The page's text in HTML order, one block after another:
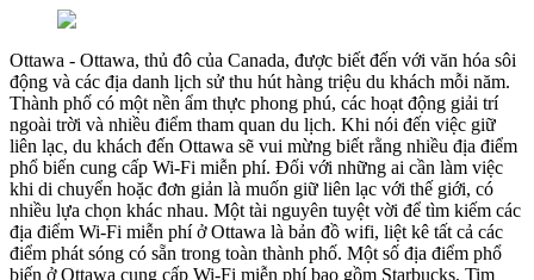
Ottawa - Ottawa, thủ đô của Canada, được biết đến với văn hóa sôi
động và các địa danh lịch sử thu hút hàng triệu du khách mỗi năm.
Thành phố có một nền ẩm thực phong phú, các hoạt động giải trí
ngoài trời và nhiều điểm tham quan du lịch. Khi nói đến việc giữ
liên lạc, du khách đến Ottawa sẽ vui mừng biết rằng nhiều địa điểm
phổ biến cung cấp Wi-Fi miễn phí. Đối với những ai cần làm việc
khi di chuyển hoặc đơn giản là muốn giữ liên lạc với thế giới, có
nhiều lựa chọn khác nhau. Một tài nguyên tuyệt vời để tìm kiếm các
địa điểm Wi-Fi miễn phí ở Ottawa là bản đồ wifi, liệt kê tất cả các
điểm phát sóng có sẵn trong toàn thành phố. Một số địa điểm phổ
biến ở Ottawa cung cấp Wi-Fi miễn phí bao gồm Starbucks, Tim